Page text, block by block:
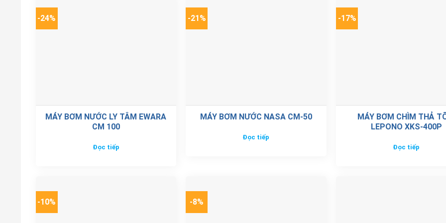
-24%
MÁY BƠM NƯỚC LY TÂM EWARA
CM 100
Đọc tiếp
-21%
MÁY BƠM NƯỚC NASA CM-50
Đọc tiếp
-17%
MÁY BƠM CHÌM THẢ
LEPONO XKS-400P
Đọc tiếp
-10% -8%